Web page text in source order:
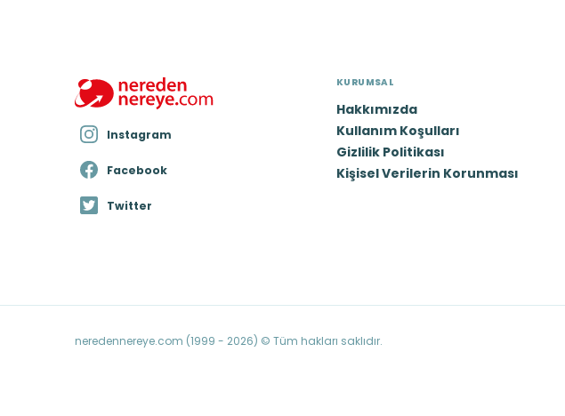
Instagram
Facebook
Twitter
KURUMSAL
Hakkımızda
Kullanım Koşulları
Gizlilik Politikası
Kişisel Verilerin Korunması
neredennereye.com (1999 - 2026) © Tüm hakları saklıdır.